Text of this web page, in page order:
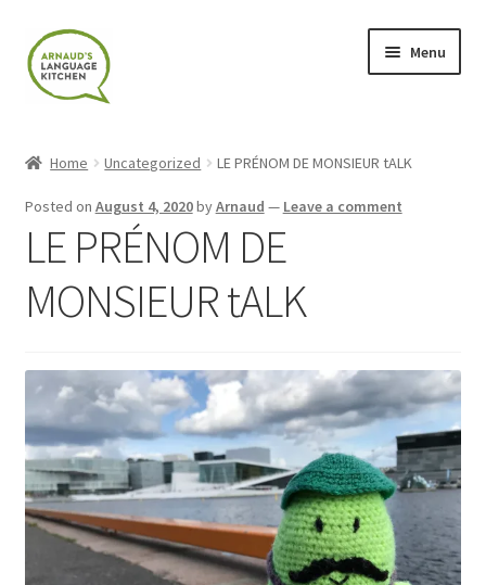
Skip
to
navigation
Skip
to
content
Menu
Blog
Cart
Contact
Contact Me
Links
Home Uncategorized LE PRÉNOM DE MONSIEUR tALK
Posted on August 4, 2020byArnaud — Leave a comment
LE PRÉNOM DE
MONSIEUR tALK